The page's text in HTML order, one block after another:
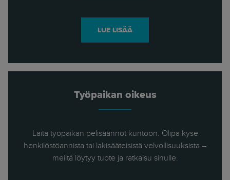
LUE LISÄÄ
Työpaikan oikeus
Laita työpaikan pelisäännöt kuntoon. Olipa kyse
henkilöstöannista tai lakisääteisistä velvollisuuksista –
meiltä löytyy tuote ja ratkaisu sinulle.